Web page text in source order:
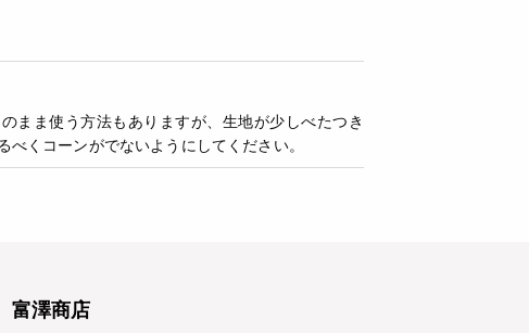
まま使う方法もありますが、生地が少しべたつき
くコーンがでないようにしてください。
富澤商店